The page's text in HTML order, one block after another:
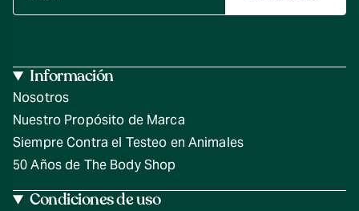
Información
Nosotros
Nuestro Propósito de Marca
Siempre Contra el Testeo en Animales
50 Años de The Body Shop
Condiciones de uso